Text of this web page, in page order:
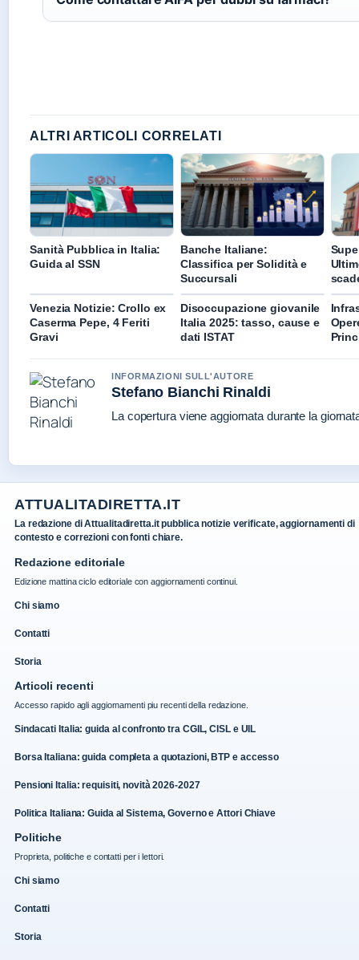
ALTRI ARTICOLI CORRELATI
Sanità Pubblica in Italia:
Guida al SSN
Banche Italiane:
Classifica per Solidità e
Succursali
Venezia Notizie: Crollo ex
Caserma Pepe, 4 Feriti
Gravi
Disoccupazione giovanile
Italia 2025: tasso, cause e
dati ISTAT
INFORMAZIONI SULL'AUTORE
Stefano Bianchi Rinaldi
La copertura viene aggiornata durante la
ATTUALITADIRETTA.IT
La redazione di Attualitadiretta.it pubblica notizie verificate, aggiornamenti di
contesto e correzioni con fonti chiare.
Redazione editoriale
Edizione mattina ciclo editoriale con aggiornamenti continui.
Chi siamo
Contatti
Storia
Articoli recenti
Accesso rapido agli aggiornamenti piu recenti della redazione.
Sindacati Italia: guida al confronto tra CGIL, CISL e UIL
Borsa Italiana: guida completa a quotazioni, BTP e accesso
Pensioni Italia: requisiti, novità 2026-2027
Politica Italiana: Guida al Sistema, Governo e Attori Chiave
Politiche
Proprieta, politiche e contatti per i lettori.
Chi siamo
Contatti
Storia